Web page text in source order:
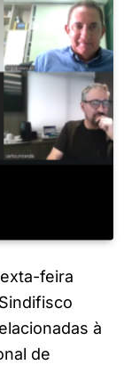
feira
à
de